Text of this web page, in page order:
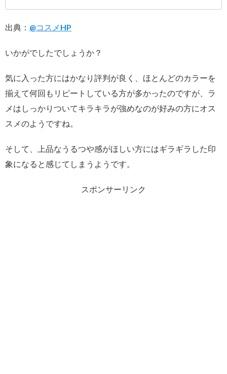
出典： @コスメHP
いかがでしたでしょうか？
気に入った方にはかなり評判が良く、ほとんどのカラーを
揃えて何回もリピートしている方が多かったのですが、ラ
メはしっかりついてキラキラが強めなのが好みの方にオス
スメのようですね。
そして、上品なうるつや感がほしい方にはギラギラした印
象になると感じてしまうようです。
スポンサーリンク